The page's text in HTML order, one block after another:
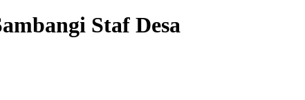
Staf Desa